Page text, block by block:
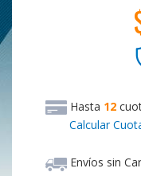
Hasta 12
Calcular
Envíos sin